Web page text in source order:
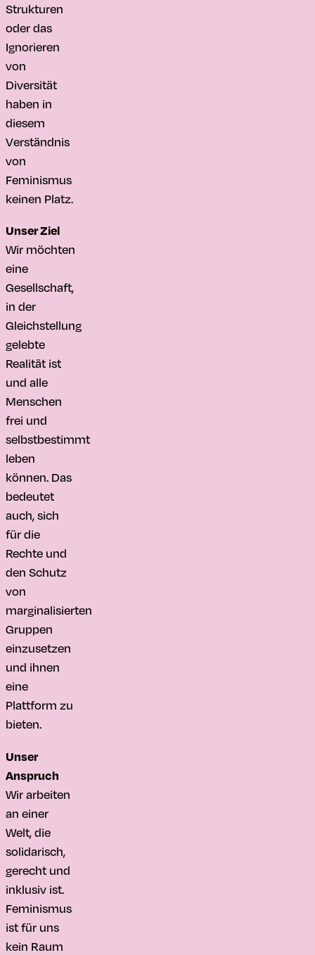
Strukturen
oder das
Ignorieren
von
Diversität
haben in
diesem
Verständnis
von
Feminismus
keinen Platz.
Unser Ziel
Wir möchten
eine
Gesellschaft,
in der
Gleichstellung
gelebte
Realität ist
und alle
Menschen
frei und
selbstbestimmt
leben
können. Das
bedeutet
auch, sich
für die
Rechte und
den Schutz
von
marginalisierten
Gruppen
einzusetzen
und ihnen
eine
Plattform zu
bieten.
Unser
Anspruch
Wir arbeiten
an einer
Welt, die
solidarisch,
gerecht und
inklusiv ist.
Feminismus
ist für uns
kein Raum